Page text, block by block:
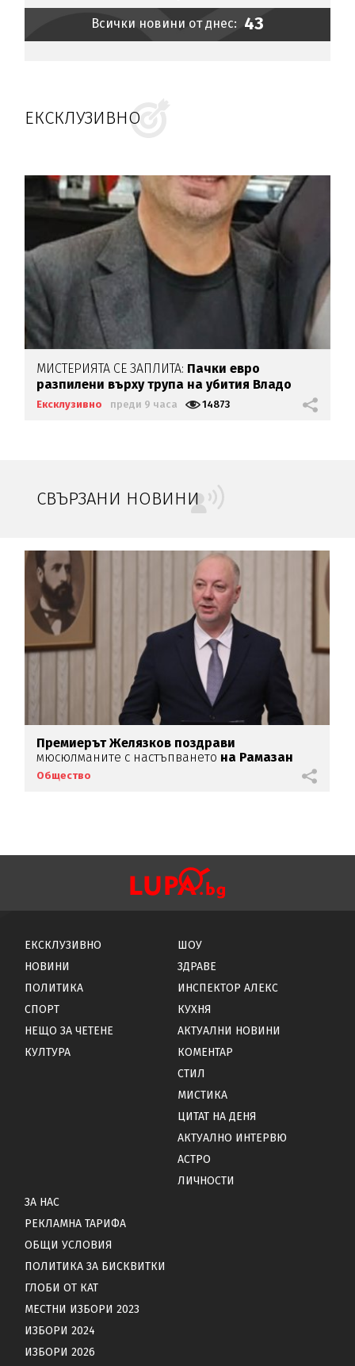
Всички новини от днес: 43
ЕКСКЛУЗИВНО
МИСТЕРИЯТА СЕ ЗАПЛИТА: Пачки евро
разпилени върху трупа на убития Владо
Загатото
Ексклузивно преди 9 часа 14873
СВЪРЗАНИ НОВИНИ
Премиерът Желязков поздрави
мюсюлманите с настъпването на Рамазан
Общество
ЕКСКЛУЗИВНО
НОВИНИ
ПОЛИТИКА
СПОРТ
НЕЩО ЗА ЧЕТЕНЕ
КУЛТУРА
ШОУ
ЗДРАВЕ
ИНСПЕКТОР АЛЕКС
КУХНЯ
АКТУАЛНИ НОВИНИ
КОМЕНТАР
СТИЛ
МИСТИКА
ЦИТАТ НА ДЕНЯ
АКТУАЛНО ИНТЕРВЮ
АСТРО
ЛИЧНОСТИ
ЗА НАС
РЕКЛАМНА ТАРИФА
ОБЩИ УСЛОВИЯ
ПОЛИТИКА ЗА БИСКВИТКИ
ГЛОБИ ОТ КАТ
МЕСТНИ ИЗБОРИ 2023
ИЗБОРИ 2024
ИЗБОРИ 2026